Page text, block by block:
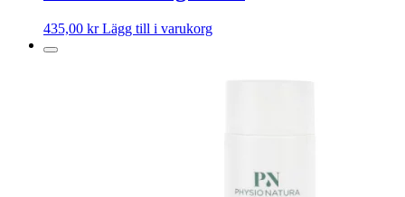
435,00 kr Lägg till i varukorg